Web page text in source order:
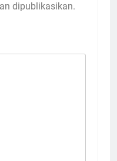
dipublikasikan.